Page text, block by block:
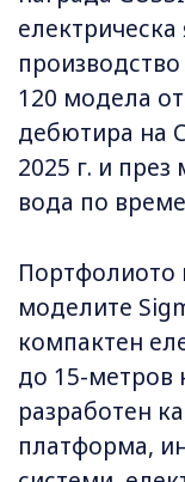
електрическа
120 модела
дебютира на
2025 г. и
вода по
Портфолиото
моделите
компактен
до 15-метров
разработен
платформа,